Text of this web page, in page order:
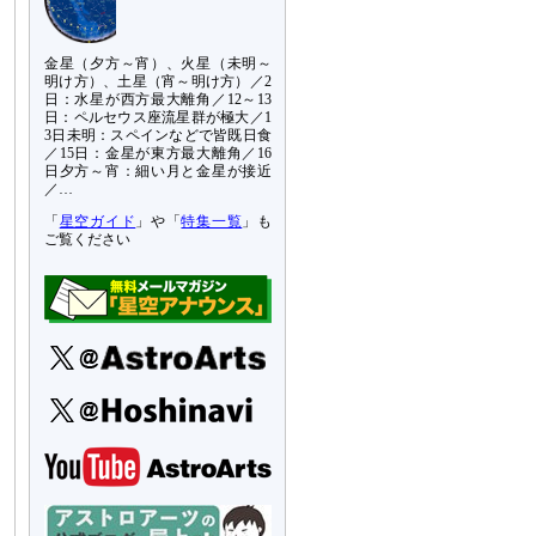
金星（夕方～宵）、火星（未明～
明け方）、土星（宵～明け方）／2
日：水星が西方最大離角／12～13
日：ペルセウス座流星群が極大／1
3日未明：スペインなどで皆既日食
／15日：金星が東方最大離角／16
日夕方～宵：細い月と金星が接近
／…
「 星空ガイド 」や「特集一覧 」も
ご覧ください